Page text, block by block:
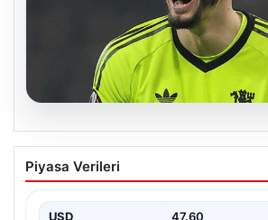
05.08.2026
Altay Bayındır beklenen
Yeni adresi şaşırttı
Piyasa Verileri
USD 47.60